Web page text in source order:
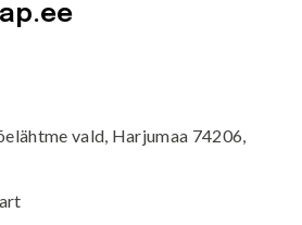
vald, Harjumaa 74206,